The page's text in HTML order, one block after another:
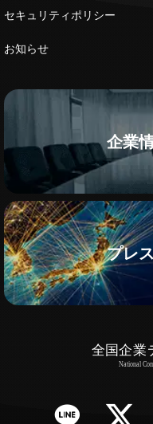
セキュリティポリシー
お知らせ
企業
プレ
Twitter Facebook